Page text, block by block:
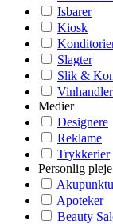
Isbarer
Kiosk
Slagter
Slik &
Vinhandler
Medier
Designere
Reklame
Trykkerier
Personlig pleje
Apoteker
Beauty